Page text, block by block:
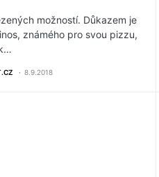
možností. Důkazem je
známého pro svou pizzu,
8.9.2018